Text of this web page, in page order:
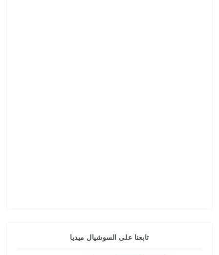
تابعنا على السوشيال ميديا